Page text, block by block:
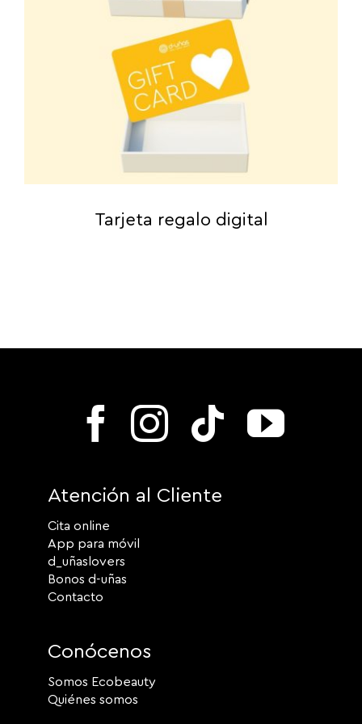
Tarjeta regalo digital
Atención al Cliente
Cita online
App para móvil
d_uñaslovers
Bonos d-uñas
Contacto
Conócenos
Somos Ecobeauty
Quiénes somos